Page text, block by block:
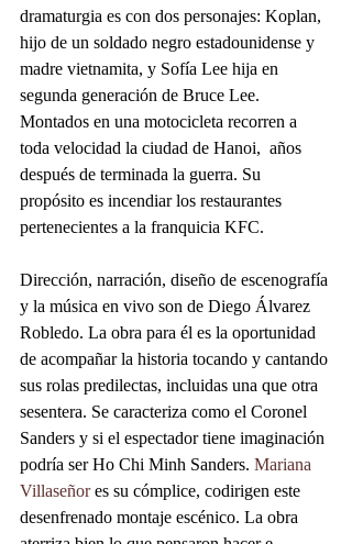
dramaturgia es con dos personajes: Koplan,
hijo de un soldado negro estadounidense y
madre vietnamita, y Sofía Lee hija en
segunda generación de Bruce Lee.
Montados en una motocicleta recorren a
toda velocidad la ciudad de Hanoi,  años
después de terminada la guerra. Su
propósito es incendiar los restaurantes
pertenecientes a la franquicia KFC.
Dirección, narración, diseño de escenografía
y la música en vivo son de Diego Álvarez
Robledo. La obra para él es la oportunidad
de acompañar la historia tocando y cantando
sus rolas predilectas, incluidas una que otra
sesentera. Se caracteriza como el Coronel
Sanders y si el espectador tiene imaginación
podría ser Ho Chi Minh Sanders. Mariana
Villaseñor es su cómplice, codirigen este
desenfrenado montaje escénico. La obra